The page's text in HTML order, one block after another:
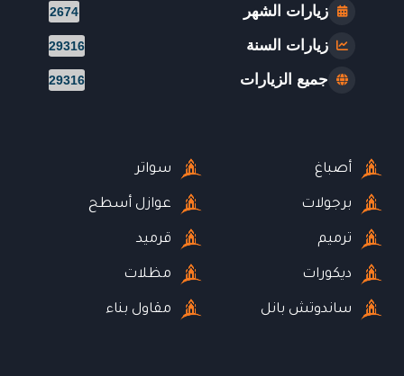
زيارات الشهر 2674
زيارات السنة 29316
جميع الزيارات 29316
أصباغ
برجولات
ترميم
ديكورات
ساندوتش بانل
سواتر
عوازل أسطح
قرميد
مظلات
مقاول بناء